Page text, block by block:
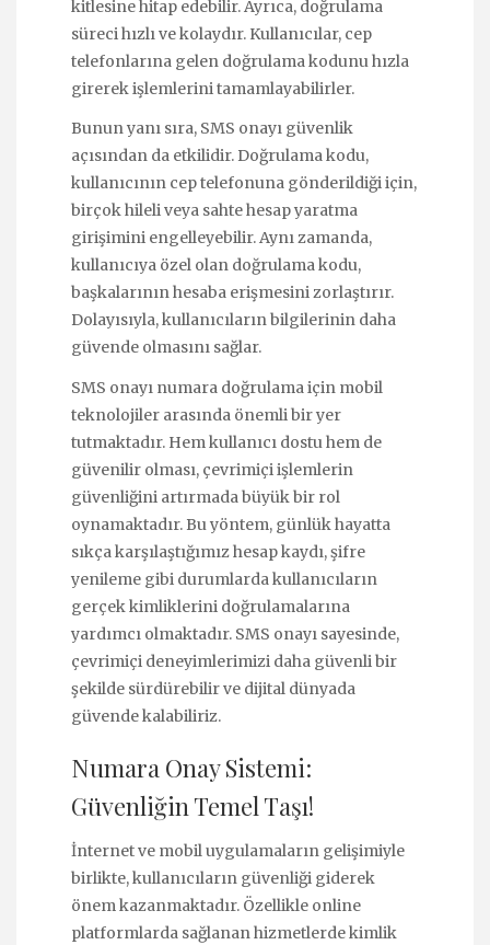
kitlesine hitap edebilir. Ayrıca, doğrulama
süreci hızlı ve kolaydır. Kullanıcılar, cep
telefonlarına gelen doğrulama kodunu hızla
girerek işlemlerini tamamlayabilirler.
Bunun yanı sıra, SMS onayı güvenlik
açısından da etkilidir. Doğrulama kodu,
kullanıcının cep telefonuna gönderildiği için,
birçok hileli veya sahte hesap yaratma
girişimini engelleyebilir. Aynı zamanda,
kullanıcıya özel olan doğrulama kodu,
başkalarının hesaba erişmesini zorlaştırır.
Dolayısıyla, kullanıcıların bilgilerinin daha
güvende olmasını sağlar.
SMS onayı numara doğrulama için mobil
teknolojiler arasında önemli bir yer
tutmaktadır. Hem kullanıcı dostu hem de
güvenilir olması, çevrimiçi işlemlerin
güvenliğini artırmada büyük bir rol
oynamaktadır. Bu yöntem, günlük hayatta
sıkça karşılaştığımız hesap kaydı, şifre
yenileme gibi durumlarda kullanıcıların
gerçek kimliklerini doğrulamalarına
yardımcı olmaktadır. SMS onayı sayesinde,
çevrimiçi deneyimlerimizi daha güvenli bir
şekilde sürdürebilir ve dijital dünyada
güvende kalabiliriz.
Numara Onay Sistemi:
Güvenliğin Temel Taşı!
İnternet ve mobil uygulamaların gelişimiyle
birlikte, kullanıcıların güvenliği giderek
önem kazanmaktadır. Özellikle online
platformlarda sağlanan hizmetlerde kimlik